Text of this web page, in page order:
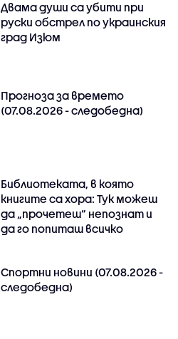
Двама души са убити при
руски обстрeл по украинския
град Изюм
Прогноза за времето
(07.08.2026 - следобедна)
Библиотеката, в която
книгите са хора: Тук можеш
да „прочетеш“ непознат и
да го попиташ всичко
Спортни новини (07.08.2026 -
следобедна)